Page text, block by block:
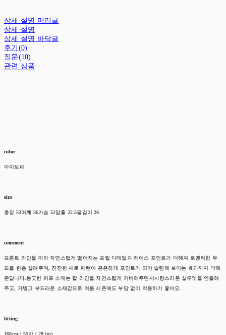
상세 설명 머리글
상세 설명
상세 설명 바닥글
후기(0)
질문(10)
관련 상품
color
아이보리
size
총장 53어깨 36가슴 52암홀 22.5팔길이 26
comment
프론트 라인을 따라 자연스럽게 떨어지는 프릴 디테일과 레이스 포인트가 더해져 로맨틱한 무
드를 한층 살려주며, 잔잔한 세로 패턴이 은은하게 포인트가 되어 슬림해 보이는 효과까지 더해
준답니다.봉긋한 퍼프 소매는 팔 라인을 자연스럽게 커버해주면서사랑스러운 실루엣을 연출해
주고, 가볍고 부드러운 소재감으로 여름 시즌에도 부담 없이 착용하기 좋아요.
fitting
168cm / 55반 / 28 (m)